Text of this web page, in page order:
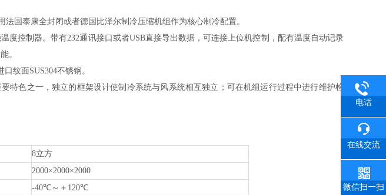
国泰康全封闭或者德国比泽尔制冷压缩机组作为核心制冷配置。
度控制器。带有232通讯接口或者USB直接导出数据，可连接上位机控制，配有温度自动记录
。
纹面SUS304不锈钢。
特色之一，独立的框架设计使制冷系统与风系统相互独立；可在机组运行过程中进行维护检
8立方
2000×2000×2000
-40℃～＋120℃
电话
在线交流
微信扫一扫